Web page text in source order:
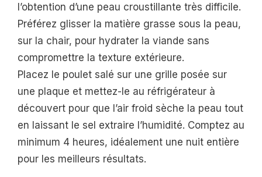
l’obtention d’une peau croustillante très difficile.
Préférez glisser la matière grasse sous la peau,
sur la chair, pour hydrater la viande sans
compromettre la texture extérieure.
Placez le poulet salé sur une grille posée sur
une plaque et mettez-le au réfrigérateur à
découvert pour que l’air froid sèche la peau tout
en laissant le sel extraire l’humidité. Comptez au
minimum 4 heures, idéalement une nuit entière
pour les meilleurs résultats.